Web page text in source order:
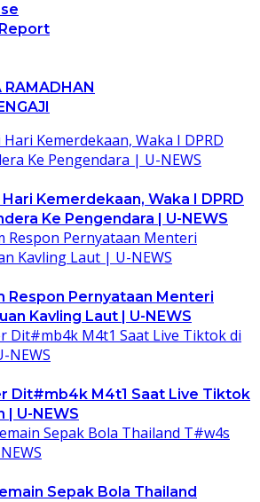
RAMADHAN
Kemerdekaan, Waka I DPRD
Ke Pengendara | U-NEWS
Respon Pernyataan Menteri
Kavling Laut | U-NEWS
Dit#mb4k M4t1 Saat Live Tiktok
| U-NEWS
Sepak Bola Thailand